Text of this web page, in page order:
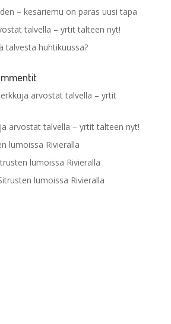
– kesäriemu on paras uusi tapa
talvella – yrtit talteen nyt!
talvesta huhtikuussa?
arvostat talvella – yrtit
arvostat talvella – yrtit talteen nyt!
lumoissa Rivieralla
lumoissa Rivieralla
lumoissa Rivieralla